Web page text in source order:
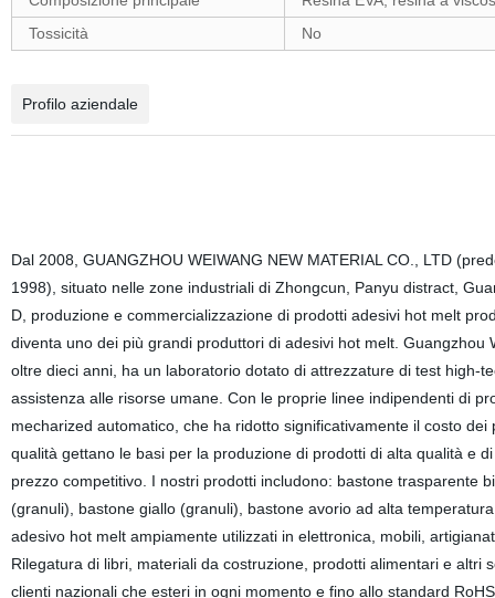
Tossicità
No
Profilo aziendale
Dal 2008, GUANGZHOU WEIWANG NEW MATERIAL CO., LTD
1998), situato nelle zone industriali di Zhongcun, Panyu distract,
D, produzione e commercializzazione di prodotti adesivi hot melt
diventa uno dei più grandi produttori di adesivi hot melt.
oltre dieci anni, ha un laboratorio dotato di attrezzature di test high-
assistenza alle risorse umane. Con le proprie linee indipendenti di
mecharized automatico, che ha ridotto significativamente il costo
qualità gettano le basi per la produzione di prodotti di alta qualità e
prezzo competitivo. I nostri prodotti includono: bastone trasparente
(granuli), bastone giallo (granuli), bastone avorio ad alta
adesivo hot melt ampiamente utilizzati in elettronica, mobili,
Rilegatura di libri, materiali da costruzione, prodotti alimentari e
clienti nazionali che esteri in ogni momento e fino allo standard